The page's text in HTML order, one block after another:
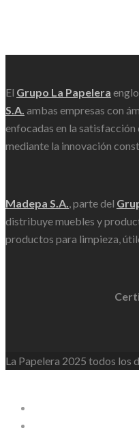
El Grupo La Papelera
S.A. ambas empresas con
enfocadas en la satisfacción
mediante la innovación
Madepa S.A., parte del
distribuye muebles y
productos para limpieza,
La Papelera 2025 todos los